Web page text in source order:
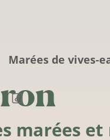
Marées de vives-
marées